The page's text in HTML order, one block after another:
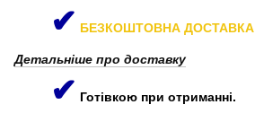
✔ БЕЗКОШТОВНА ДОСТАВКА
Детальніше про доставку
✔ Готівкою при отриманні.